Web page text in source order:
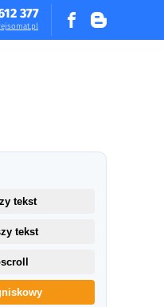
377
tekst
tekst